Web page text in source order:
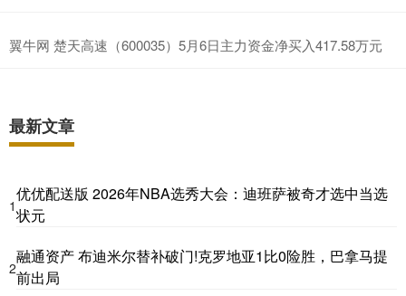
翼牛网 楚天高速（600035）5月6日主力资金净买入417.58万元
最新文章
1
优优配送版 2026年NBA选秀大会：迪班萨被奇才选中当选
状元
2
融通资产 布迪米尔替补破门!克罗地亚1比0险胜，巴拿马提
前出局